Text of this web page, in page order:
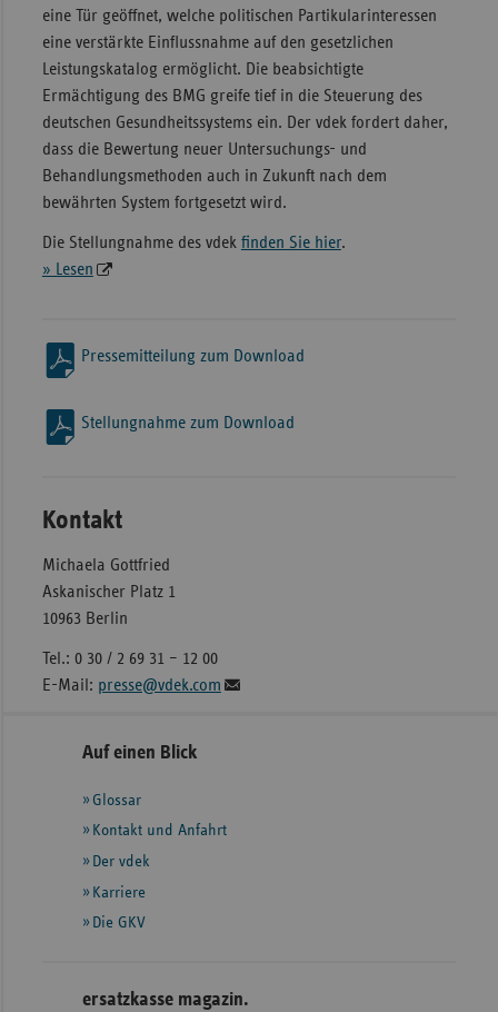
eine Tür geöffnet, welche politischen Partikularinteressen
eine verstärkte Einflussnahme auf den gesetzlichen
Leistungskatalog ermöglicht. Die beabsichtigte
Ermächtigung des BMG greife tief in die Steuerung des
deutschen Gesundheitssystems ein. Der vdek fordert daher,
dass die Bewertung neuer Untersuchungs- und
Behandlungsmethoden auch in Zukunft nach dem
bewährten System fortgesetzt wird.
Die Stellungnahme des vdek finden Sie hier.
» Lesen
Pressemitteilung zum Download
Stellungnahme zum Download
Kontakt
Michaela Gottfried
Askanischer Platz 1
10963 Berlin
Tel.: 0 30 / 2 69 31 – 12 00
E-Mail: presse@vdek.com
Seitennavigation
Seitenleiste
weiteren
Informationen
Auf einen Blick
Glossar
Kontakt und Anfahrt
Der vdek
Karriere
Die GKV
ersatzkasse magazin.